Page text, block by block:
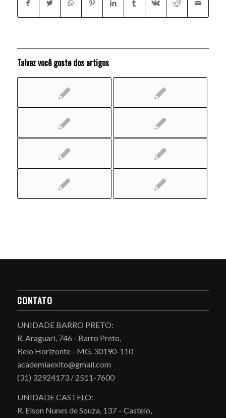
Talvez você goste dos artigos
CONTATO
UNIDADE BARRO PRETO:
R. Araguari, 746 - Barro Preto,
Belo Horizonte - MG, 30190-110
academiaexito@gmail.com
(31) 32924173 / 2511-7600
UNIDADE CASTELO:
R. Elson Nunes de Souza, 137 – Castelo,